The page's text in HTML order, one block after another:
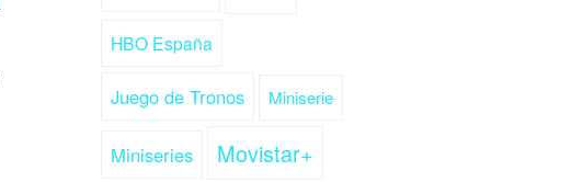
HBO España
Juego de Tronos Miniserie
Miniseries Movistar+